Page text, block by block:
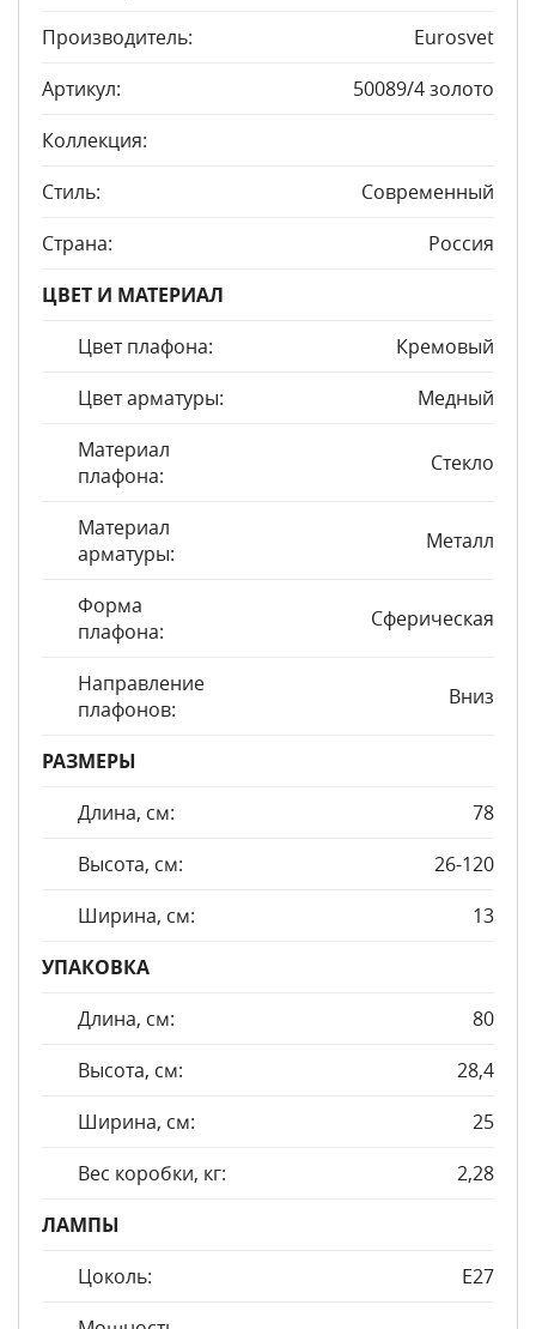
Производитель:
Eurosvet
Артикул:
50089/4 золото
Коллекция:
Стиль:
Современный
Страна:
Россия
ЦВЕТ И МАТЕРИАЛ
Цвет плафона:
Кремовый
Цвет арматуры:
Медный
Материал
плафона:
Стекло
Материал
арматуры:
Металл
Форма
плафона:
Сферическая
Направление
плафонов:
Вниз
РАЗМЕРЫ
Длина, см:
78
Высота, см:
26-120
Ширина, см:
13
УПАКОВКА
Длина, см:
80
Высота, см:
28,4
Ширина, см:
25
Вес коробки, кг:
2,28
ЛАМПЫ
Цоколь:
E27